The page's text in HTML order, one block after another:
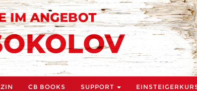
CB BOOKS SUPPORT